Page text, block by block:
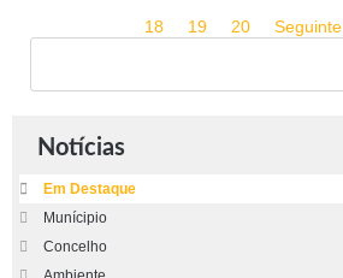
18 19 20 Seguinte
Notícias
Em Destaque
Munícipio
Concelho